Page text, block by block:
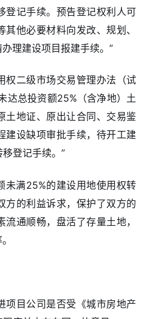
登记手续。预告登记权利人可
他必要材料向发改、规划、
理建设项目报建手续。”
权二级市场交易管理办法（试
达总投资额25%（含净地）土
土地证、原出让合同、交易鉴
建设缺项审批手续，待开工建
登记手续。”
未满25%的建设用地使用权转
方的利益诉求，保护了双方的
通顺畅，盘活了存量土地，
项目公司是否受《城市房地产